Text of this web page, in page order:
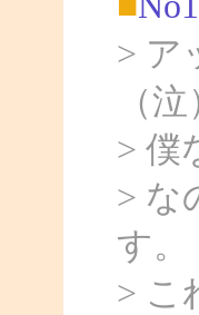
> ア
（泣
> 僕
> な
す。
> こ